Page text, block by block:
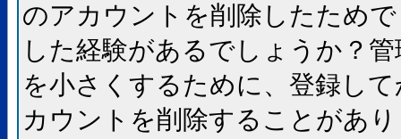
のアカウントを削除したため
した経験があるでしょうか？
を小さくするために、登録し
カウントを削除することがあ